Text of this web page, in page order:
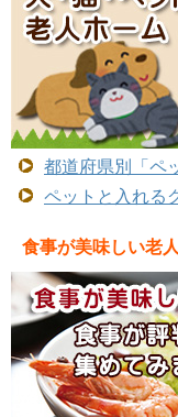
都道府県別「ペ
ペットと入れる
食事が美味しい老